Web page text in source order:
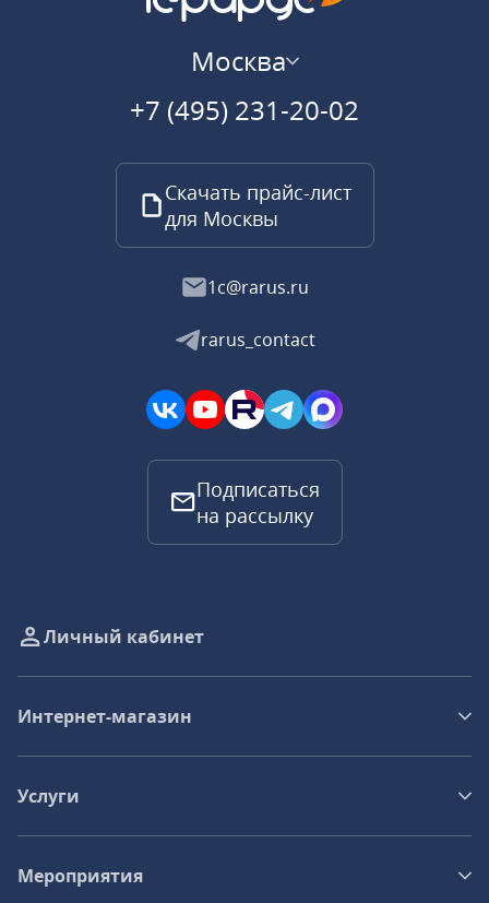
Москва
+7 (495) 231-20-02
Скачать прайс-лист
для Москвы
1c@rarus.ru
rarus_contact
Подписаться
на рассылку
Личный кабинет
Интернет-магазин
Услуги
Мероприятия